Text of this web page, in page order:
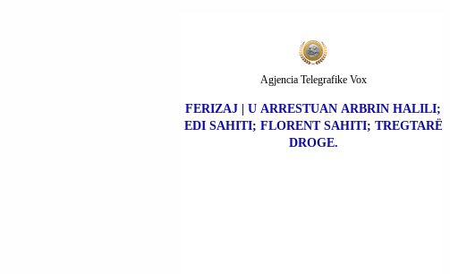
FERIZAJ | U ARRESTUAN ARBRIN HALILI;
EDI SAHITI; FLORENT SAHITI; TREGTARË
DROGE.
Agjencia Telegrafike Vox